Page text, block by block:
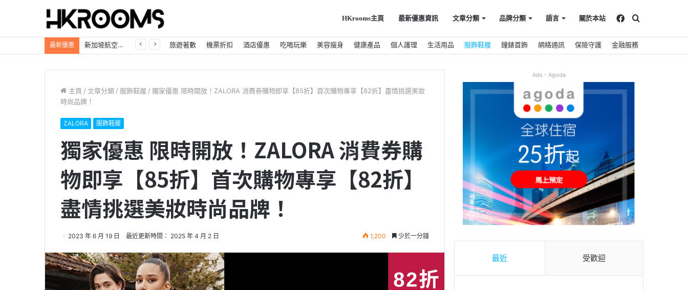
HKrooms主頁 最新優惠資訊 文章分類 品牌分類 語言 關於本站 搜
尋
Facebook
最新優惠 新加坡航空【2026年全球航線大優惠】樟宜機場世界級設施帶您環遊世界！ 旅遊著數 機票折扣 酒店優惠 吃喝玩樂 美容瘦身 健康產品 個人護理 生活用品 服飾鞋履 鐘錶首飾 網絡通訊 保險守護 金融服務
主頁 / 文章分類 / 服飾鞋履 / 獨家優惠 限時開放！ZALORA 消費券購物即享【85折】首次購物專享【82折】盡情挑選美妝
時尚品牌！
ZALORA 服飾鞋履
獨家優惠 限時開放！ZALORA 消費券購
物即享【85折】首次購物專享【82折】
盡情挑選美妝時尚品牌！
2023 年 6 月 19 日 最近更新時間： 2025 年 4 月 2 日 1,200 少於一分鐘
Ads - Agoda
最近 受歡迎